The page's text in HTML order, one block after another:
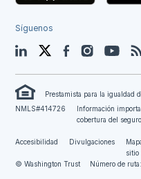
Síguenos
LinkedIn TwitterFacebookInstagram
Prestamista para la igualdad
NMLS#414726
Información
cobertura del
Accesibilidad
Divulgaciones
sitio
© Washington Trust
Número de